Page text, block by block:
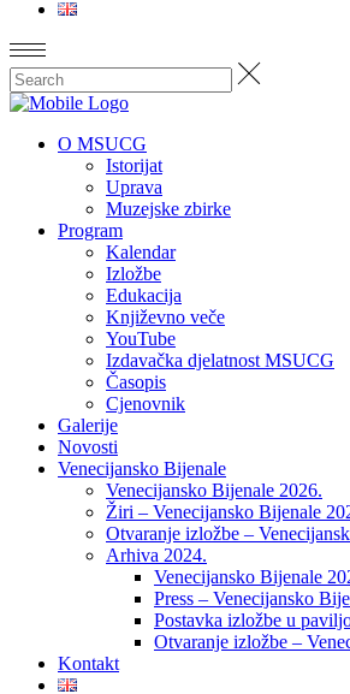
O MSUCG
Istorijat
Uprava
Muzejske zbirke
Program
Kalendar
Izložbe
Edukacija
Književno veče
YouTube
Izdavačka djelatnost MSUCG
Časopis
Cjenovnik
Galerije
Novosti
Venecijansko Bijenale
Venecijansko Bijenale 2026.
Žiri – Venecijansko Bijenale
Otvaranje izložbe –
Arhiva 2024.
Venecijansko Bijenale
Press – Venecijansko
Postavka izložbe u
Otvaranje izložbe –
Kontakt